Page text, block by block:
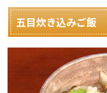
五目炊き込みご飯